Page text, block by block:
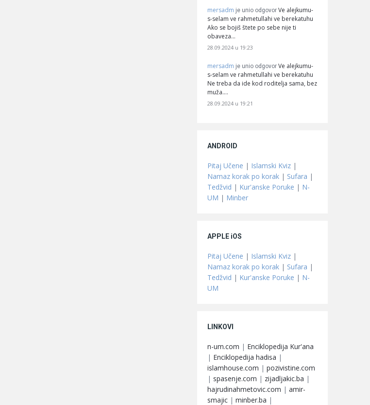
mersadm je unio odgovor Ve alejkumu-
s-selam ve rahmetullahi ve berekatuhu
Ako se bojiš štete po sebe nije ti
obaveza…
28.09.2024 u 19:23
mersadm je unio odgovor Ve alejkumu-
s-selam ve rahmetullahi ve berekatuhu
Ne treba da ide kod roditelja sama, bez
muža.…
28.09.2024 u 19:21
ANDROID
Pitaj Učene | Islamski Kviz |
Namaz korak po korak | Sufara |
Tedžvid | Kur'anske Poruke | N-
UM | Minber
APPLE iOS
Pitaj Učene | Islamski Kviz |
Namaz korak po korak | Sufara |
Tedžvid | Kur'anske Poruke | N-
UM
LINKOVI
n-um.com | Enciklopedija Kur'ana
| Enciklopedija hadisa |
islamhouse.com | pozivistine.com
| spasenje.com | zijadljakic.ba |
hajrudinahmetovic.com | amir-
smajic | minber.ba |